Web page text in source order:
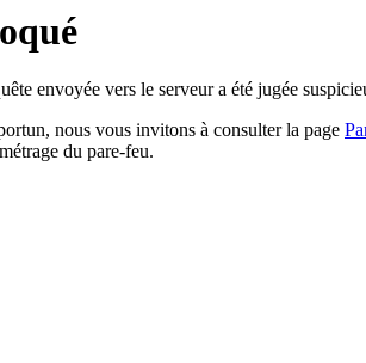
envoyée vers le serveur a été jugée
nous vous invitons à consulter la page
du pare-feu.